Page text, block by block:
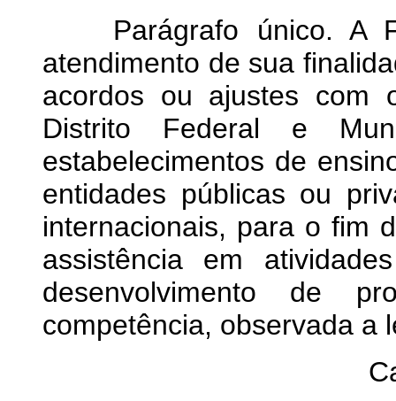
Parágrafo único. A
atendimento de sua
acordos ou ajustes com
Distrito Federal e
estabelecimentos de
entidades públicas ou
internacionais, para o fim
assistência em
desenvolvimento de
competência, observada a